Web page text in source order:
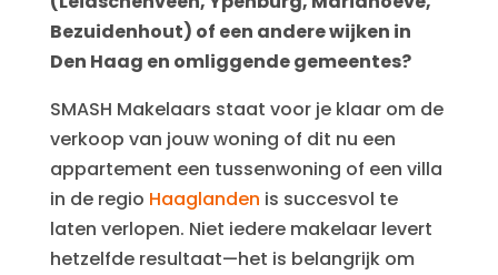
Bezuidenhout) of een andere wijken in
Den Haag en omliggende gemeentes?
SMASH Makelaars staat voor je klaar om de
verkoop van jouw woning of dit nu een
appartement een tussenwoning of een villa
in de regio Haaglanden is succesvol te
laten verlopen. Niet iedere makelaar levert
hetzelfde resultaat—het is belangrijk om